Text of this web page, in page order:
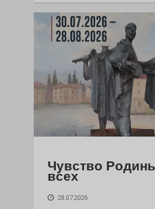
Чувство
всех
28.07.2026